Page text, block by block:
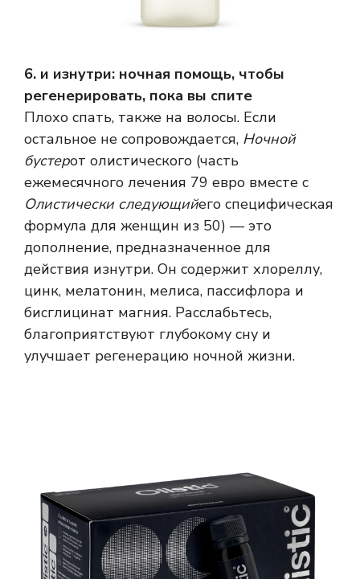
6. и изнутри: ночная помощь, чтобы
регенерировать, пока вы спите
Плохо спать, также на волосы. Если
остальное не сопровождается, Ночной
бустерот олистического (часть
ежемесячного лечения 79 евро вместе с
Олистически следующийего специфическая
формула для женщин из 50) — это
дополнение, предназначенное для
действия изнутри. Он содержит хлореллу,
цинк, мелатонин, мелиса, пассифлора и
бисглицинат магния. Расслабьтесь,
благоприятствуют глубокому сну и
улучшает регенерацию ночной жизни.